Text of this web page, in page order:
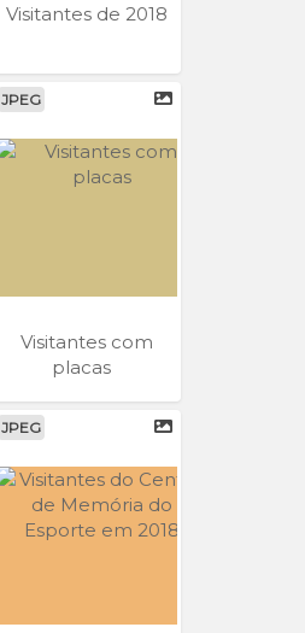
Visitantes de 2018
JPEG
Visitantes com
placas
JPEG